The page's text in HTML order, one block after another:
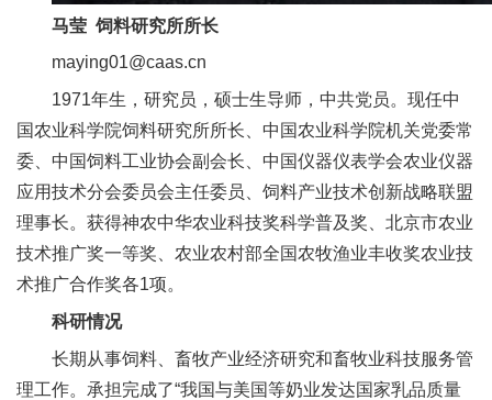
究
教
育
流
马莹 饲料研究所所长
maying01@caas.cn
1971年生，研究员，硕士生导师，中共党员。现任中
国农业科学院饲料研究所所长、中国农业科学院机关党委常
委、中国饲料工业协会副会长、中国仪器仪表学会农业仪器
应用技术分会委员会主任委员、饲料产业技术创新战略联盟
理事长。获得神农中华农业科技奖科学普及奖、北京市农业
技术推广奖一等奖、农业农村部全国农牧渔业丰收奖农业技
术推广合作奖各1项。
科研情况
长期从事饲料、畜牧产业经济研究和畜牧业科技服务管
理工作。承担完成了“我国与美国等奶业发达国家乳品质量